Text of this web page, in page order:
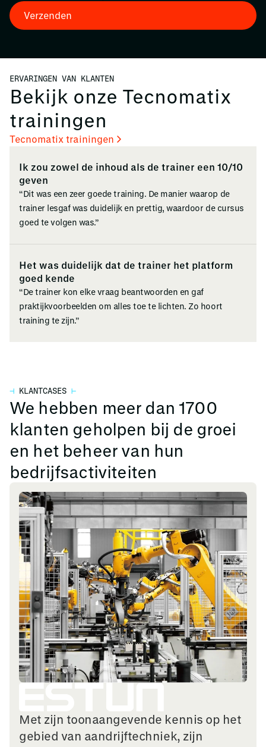
ERVARINGEN VAN KLANTEN
Bekijk onze Tecnomatix
trainingen
Tecnomatix trainingen
Ik zou zowel de inhoud als de trainer een 10/10
geven
“Dit was een zeer goede training. De manier waarop de
trainer lesgaf was duidelijk en prettig, waardoor de cursus
goed te volgen was.”
Het was duidelijk dat de trainer het platform
goed kende
“De trainer kon elke vraag beantwoorden en gaf
praktijkvoorbeelden om alles toe te lichten. Zo hoort
training te zijn.”
⊣ KLANTCASES ⊢
We hebben meer dan 1700
klanten geholpen bij de groei
en het beheer van hun
bedrijfsactiviteiten
Met zijn toonaangevende kennis op het
gebied van aandrijftechniek, zijn